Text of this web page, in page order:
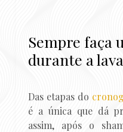
Sempre faça
durante a
Das etapas do
é a única que dá
assim, após o